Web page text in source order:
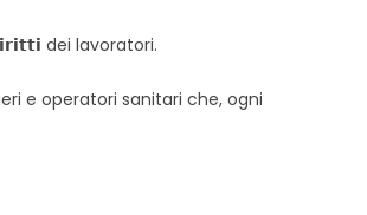
dei lavoratori.
e operatori sanitari che, ogni